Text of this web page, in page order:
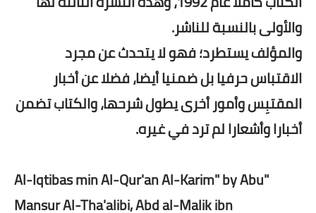
والأولى بالنسبة للناشر.
والمؤلف يستطرد؛ فهو لا يتحدث عن مجرد
الاقتباس حرفيا بل ضمنيا أيضا، فضلا عن أخبار
المقتبِس وأمور أخرى يطول شرحها، والكتاب تضمن
أخبارا وأشعارا لم ترد في غيره.
"Al-Iqtibas min Al-Qur'an Al-Karim" by Abu
Mansur Al-Tha'alibi, Abd al-Malik ibn